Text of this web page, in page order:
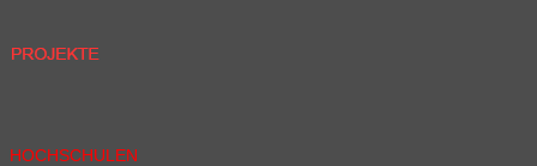
HOCHSCHULEN